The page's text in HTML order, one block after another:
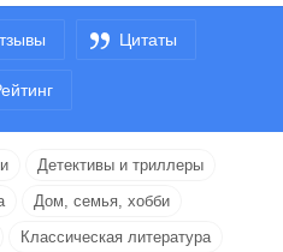
Цитаты
Детективы и триллеры
Дом, семья, хобби
Классическая литература